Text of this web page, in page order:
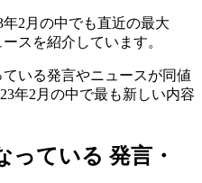
2月の中でも直近の最大
スを紹介しています。
いる発言やニュースが同値
年2月の中で最も新しい内容
っている 発言・